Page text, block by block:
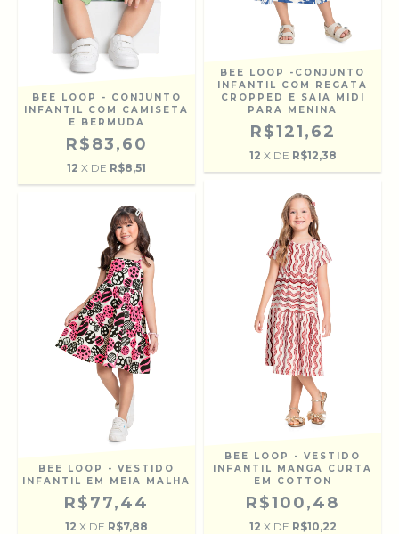
BEE LOOP - CONJUNTO
INFANTIL COM CAMISETA
E BERMUDA
R$83,60
12 X DE R$8,51
BEE LOOP -CONJUNTO
INFANTIL COM REGATA
CROPPED E SAIA MIDI
PARA MENINA
R$121,62
12 X DE R$12,38
BEE LOOP - VESTIDO
INFANTIL EM MEIA MALHA
R$77,44
12 X DE R$7,88
BEE LOOP - VESTIDO
INFANTIL MANGA CURTA
EM COTTON
R$100,48
12 X DE R$10,22